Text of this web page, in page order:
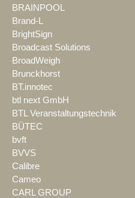
BRAINPOOL
Brand-L
BrightSign
Broadcast Solutions
BroadWeigh
Brunckhorst
BT.innotec
btl next GmbH
BTL Veranstaltungstechnik
BÜTEC
bvft
BVVS
Calibre
Cameo
CARL GROUP